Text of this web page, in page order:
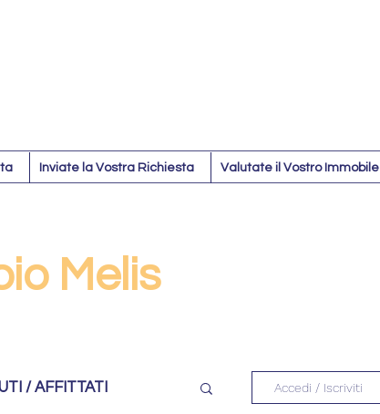
Inviate la Vostra Richiesta Valutate il Vostro Immobile
Melis
/ AFFITTATI Accedi / Iscriviti